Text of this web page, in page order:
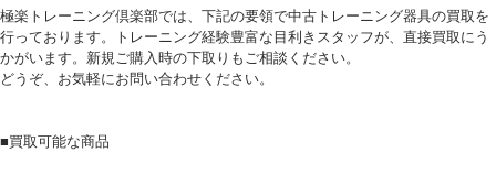
極楽トレーニング倶楽部では、下記の要領で中古トレーニング器具の買取を
行っております。トレーニング経験豊富な目利きスタッフが、直接買取にう
かがいます。新規ご購入時の下取りもご相談ください。
どうぞ、お気軽にお問い合わせください。
■買取可能な商品